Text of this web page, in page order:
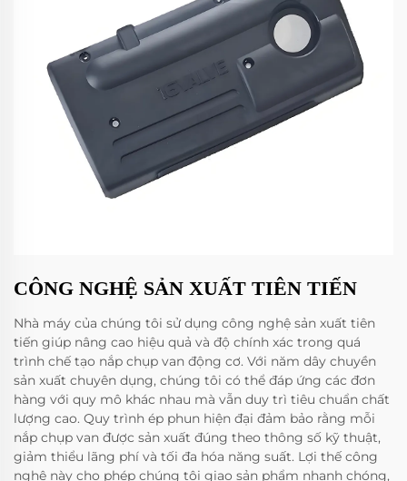
CÔNG NGHỆ SẢN XUẤT TIÊN TIẾN
Nhà máy của chúng tôi sử dụng công nghệ sản xuất tiên
tiến giúp nâng cao hiệu quả và độ chính xác trong quá
trình chế tạo nắp chụp van động cơ. Với năm dây chuyền
sản xuất chuyên dụng, chúng tôi có thể đáp ứng các đơn
hàng với quy mô khác nhau mà vẫn duy trì tiêu chuẩn chất
lượng cao. Quy trình ép phun hiện đại đảm bảo rằng mỗi
nắp chụp van được sản xuất đúng theo thông số kỹ thuật,
giảm thiểu lãng phí và tối đa hóa năng suất. Lợi thế công
nghệ này cho phép chúng tôi giao sản phẩm nhanh chóng,